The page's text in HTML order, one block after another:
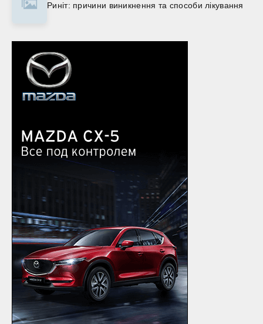
Риніт: причини виникнення та способи лікування